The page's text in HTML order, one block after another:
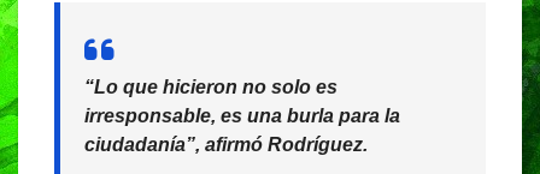
“Lo que hicieron no solo es
irresponsable, es una burla para la
ciudadanía”, afirmó Rodríguez.